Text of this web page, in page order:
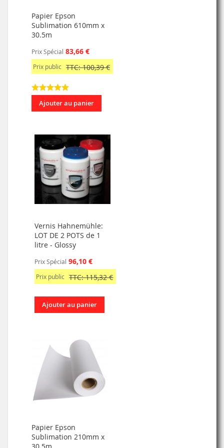
Papier Epson
Sublimation 610mm x
30.5m
Prix Spécial 83,66 €
Prix public TTC: 100,39 €
Ajouter au panier
Vernis Hahnemühle:
LOT DE 2 POTS de 1
litre - Glossy
Prix Spécial 96,10 €
Prix public TTC: 115,32 €
Ajouter au panier
Papier Epson
Sublimation 210mm x
30.5m